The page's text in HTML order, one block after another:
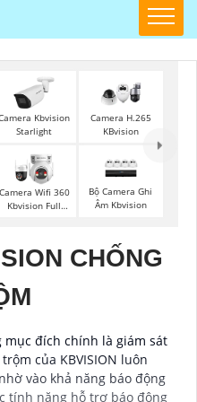
Kbvision
Starlight
Camera H.265
KBvision
Camera Wifi 360
Kbvision Full
Bộ Camera Ghi
Âm Kbvision
CHỐNG
mục đích chính là giám sát
của KBVISION luôn
vào khả năng báo động
tính năng hỗ trợ báo động